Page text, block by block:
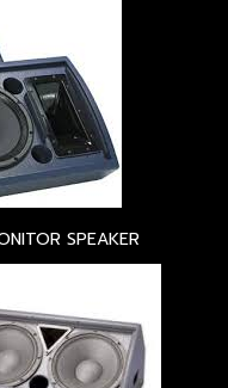
SPEAKER